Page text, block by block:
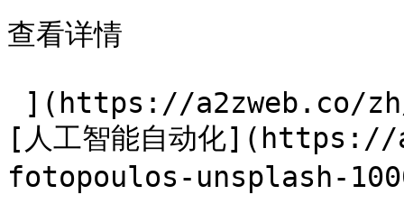
查看详情
[人工智能自动化
fotopoulos-unsplash-